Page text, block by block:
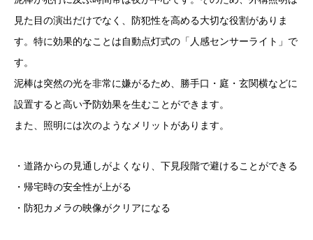
見た目の演出だけでなく、防犯性を高める大切な役割がありま
す。特に効果的なことは自動点灯式の「人感センサーライト」で
す。
泥棒は突然の光を非常に嫌がるため、勝手口・庭・玄関横などに
設置すると高い予防効果を生むことができます。
また、照明には次のようなメリットがあります。
・道路からの見通しがよくなり、下見段階で避けることができる
・帰宅時の安全性が上がる
・防犯カメラの映像がクリアになる